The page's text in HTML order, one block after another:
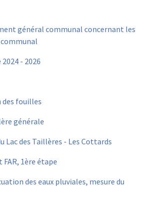
général communal concernant les
- 2026
fouilles
générale
Lac des Taillères - Les Cottards
1ère étape
des eaux pluviales, mesure du